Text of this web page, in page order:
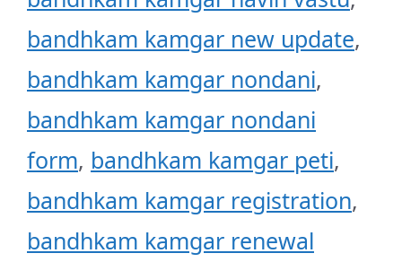
bandhkam kamgar new update,
bandhkam kamgar nondani,
bandhkam kamgar nondani
form, bandhkam kamgar peti,
bandhkam kamgar registration,
bandhkam kamgar renewal